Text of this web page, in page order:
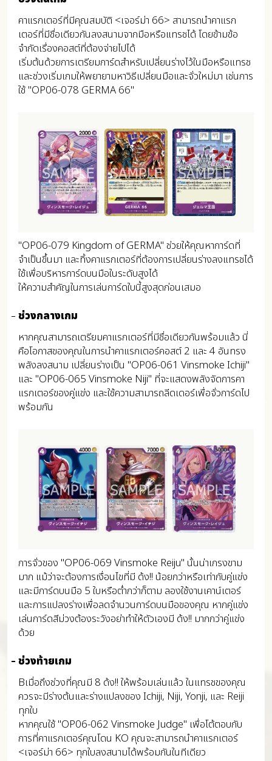
คาแรกเตอร์ที่มีคุณสมบัติ <เจอร์ม่า 66> สามารถนำคาแรก
เตอร์ที่มีชื่อเดียวกันลงสนามจากมือหรือแทรชได้ โดยข้ามข้อ
จำกัดเรื่องคอสต์ที่ต้องจ่ายไปได้
เริ่มต้นด้วยการเตรียมการ์ดสำหรับเปลี่ยนร่างไว้ในมือหรือแทรช
และช่วงเริ่มเกมให้พยายามหาวิธีเปลี่ยนมือและจั่วใหม่มา เช่นการ
ใช้ "OP06-078 GERMA 66"
"OP06-079 Kingdom of GERMA" ช่วยให้คุณหาการ์ดที่
จำเป็นขึ้นมา และทิ้งคาแรกเตอร์ที่ต้องการเปลี่ยนร่างลงแทรชได้
ใช้เพื่อบริหารการ์ดบนมือในระดับสูงได้
ให้ความสำคัญในการเล่นการ์ดใบนี้สูงสุดก่อนเสมอ
ช่วงกลางเกม
หากคุณสามารถเตรียมคาแรกเตอร์ที่มีชื่อเดียวกันพร้อมแล้ว นี่
คือโอกาสของคุณในการนำคาแรกเตอร์คอสต์ 2 และ 4 อันทรง
พลังลงสนาม เปลี่ยนร่างเป็น "OP06-061 Vinsmoke Ichiji"
และ "OP06-065 Vinsmoke Niji" ที่จะแสดงพลังจัดการคา
แรกเตอร์ของคู่แข่ง และใช้ความสามารถลีดเดอร์เพื่อจั่วการ์ดไป
พร้อมกัน
การจั่วของ "OP06-069 Vinsmoke Reiju" นั้นน่าเกรงขาม
มาก แม้ว่าจะต้องการเงื่อนไขที่มี ด้ง!! น้อยกว่าหรือเท่ากับคู่แข่ง
และมีการ์ดบนมือ 5 ใบหรือต่ำกว่าก็ตาม ลองใช้งานเคาน์เตอร์
และการแปลงร่างเพื่อลดจำนวนการ์ดบนมือของคุณ หากคู่แข่ง
เล่นการ์ดสีม่วงต้องระวังอย่าทำให้ตัวเองมี ด้ง!! มากกว่าคู่แข่ง
ด้วย
ช่วงท้ายเกม
Bเมื่อถึงช่วงที่คุณมี 8 ด้ง!! ให้พร้อมเล่นแล้ว ในแทรชของคุณ
ควรจะมีร่างต้นและร่างแปลงของ Ichiji, Niji, Yonji, และ Reiji
ทุกใบ
หากคุณใช้ "OP06-062 Vinsmoke Judge" เพื่อโต้ตอบกับ
การที่คาแรกเตอร์คุณโดน KO คุณจะสามารถนำคาแรกเตอร์
<เจอร์ม่า 66> ทุกใบลงสนามได้พร้อมกันในทีเดียว